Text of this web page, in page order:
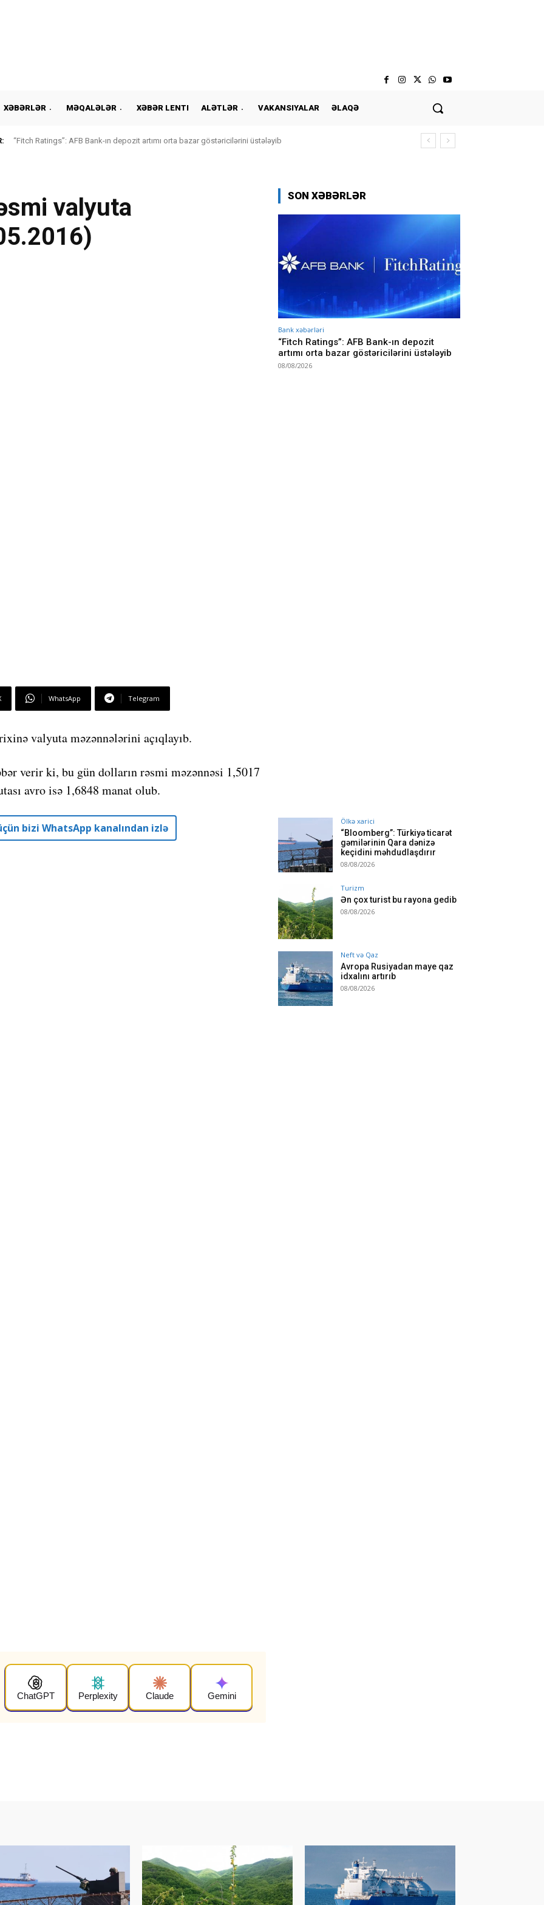
XƏBƏRLƏR MƏQALƏLƏR XƏBƏR LENTI ALƏTLƏR VAKANSIYALAR ƏLAQƏ
“Fitch Ratings”: AFB Bank-ın depozit artımı orta bazar göstəricilərini üstələyib
valyuta
WhatsApp Telegram
valyuta məzənnələrini açıqlayıb.
verir ki, bu gün dolların rəsmi məzənnəsi 1,5017
avro isə 1,6848 manat olub.
bizi WhatsApp kanalından izlə
ChatGPT Perplexity Claude Gemini
SON XƏBƏRLƏR
Bank xəbərləri
“Fitch Ratings”: AFB Bank-ın depozit
artımı orta bazar göstəricilərini üstələyib
08/08/2026
Ölkə xarici
“Bloomberg”: Türkiyə ticarət
gəmilərinin Qara dənizə
keçidini məhdudlaşdırır
08/08/2026
Turizm
Ən çox turist bu rayona gedib
08/08/2026
Neft və Qaz
Avropa Rusiyadan maye qaz
idxalını artırıb
08/08/2026